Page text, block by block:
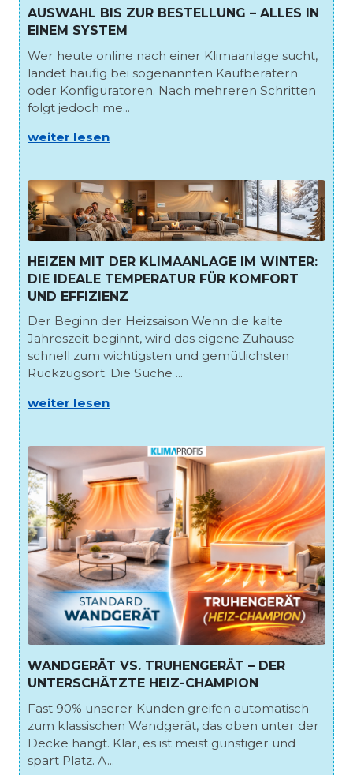
AUSWAHL BIS ZUR BESTELLUNG – ALLES IN
EINEM SYSTEM
Wer heute online nach einer Klimaanlage sucht,
landet häufig bei sogenannten Kaufberatern
oder Konfiguratoren. Nach mehreren Schritten
folgt jedoch me...
weiter lesen
HEIZEN MIT DER KLIMAANLAGE IM WINTER:
DIE IDEALE TEMPERATUR FÜR KOMFORT
UND EFFIZIENZ
Der Beginn der Heizsaison Wenn die kalte
Jahreszeit beginnt, wird das eigene Zuhause
schnell zum wichtigsten und gemütlichsten
Rückzugsort. Die Suche ...
weiter lesen
WANDGERÄT VS. TRUHENGERÄT – DER
UNTERSCHÄTZTE HEIZ-CHAMPION
Fast 90% unserer Kunden greifen automatisch
zum klassischen Wandgerät, das oben unter der
Decke hängt. Klar, es ist meist günstiger und
spart Platz. A...